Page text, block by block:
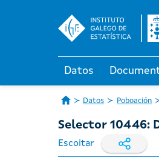
Datos
Datos Poboación
Selector 10446:
Escoitar